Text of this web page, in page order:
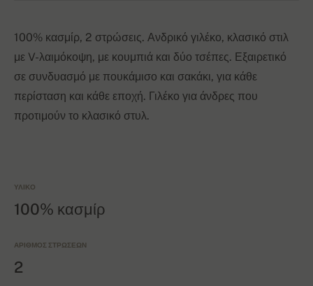
100% κασμίρ, 2 στρώσεις. Ανδρικό γιλέκο, κλασικό στιλ
με V-λαιμόκοψη, με κουμπιά και δύο τσέπες. Εξαιρετικό
σε συνδυασμό με πουκάμισο και σακάκι, για κάθε
περίσταση και κάθε εποχή. Γιλέκο για άνδρες που
προτιμούν το κλασικό στυλ.
ΥΛΙΚΌ
100% κασμίρ
ΑΡΙΘΜΌΣ ΣΤΡΏΣΕΩΝ
2